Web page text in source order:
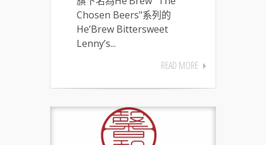
Chosen Beers"系列的
He’Brew Bittersweet
Lenny’s...
READ MORE